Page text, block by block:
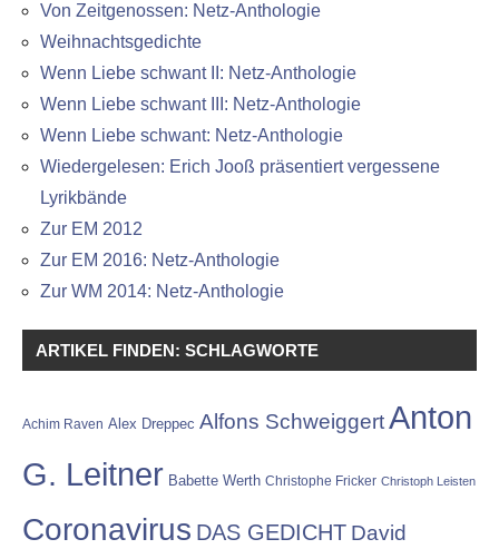
Von Zeitgenossen: Netz-Anthologie
Weihnachtsgedichte
Wenn Liebe schwant II: Netz-Anthologie
Wenn Liebe schwant III: Netz-Anthologie
Wenn Liebe schwant: Netz-Anthologie
Wiedergelesen: Erich Jooß präsentiert vergessene
Lyrikbände
Zur EM 2012
Zur EM 2016: Netz-Anthologie
Zur WM 2014: Netz-Anthologie
ARTIKEL FINDEN: SCHLAGWORTE
Achim Raven Alex Dreppec Alfons SchweiggertAnton
G. Leitner Babette Werth Christophe Fricker Christoph Leisten
Coronavirus DAS GEDICHT David